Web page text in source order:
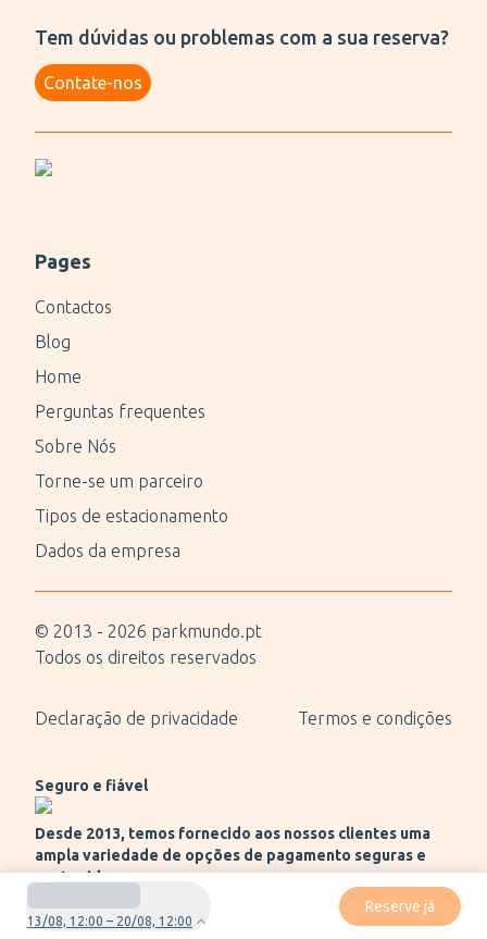
13/08, 12:00 – 20/08, 12:00
Reserve já
Tem dúvidas ou problemas com a sua reserva?
Contate-nos
Pages
Contactos
Blog
Home
Perguntas frequentes
Sobre Nós
Torne-se um parceiro
Tipos de estacionamento
Dados da empresa
© 2013 - 2026 parkmundo.pt
Todos os direitos reservados
Declaração de privacidade Termos e condições
Seguro e fiável
Desde 2013, temos fornecido aos nossos clientes uma
ampla variedade de opções de pagamento seguras e
protegidas.